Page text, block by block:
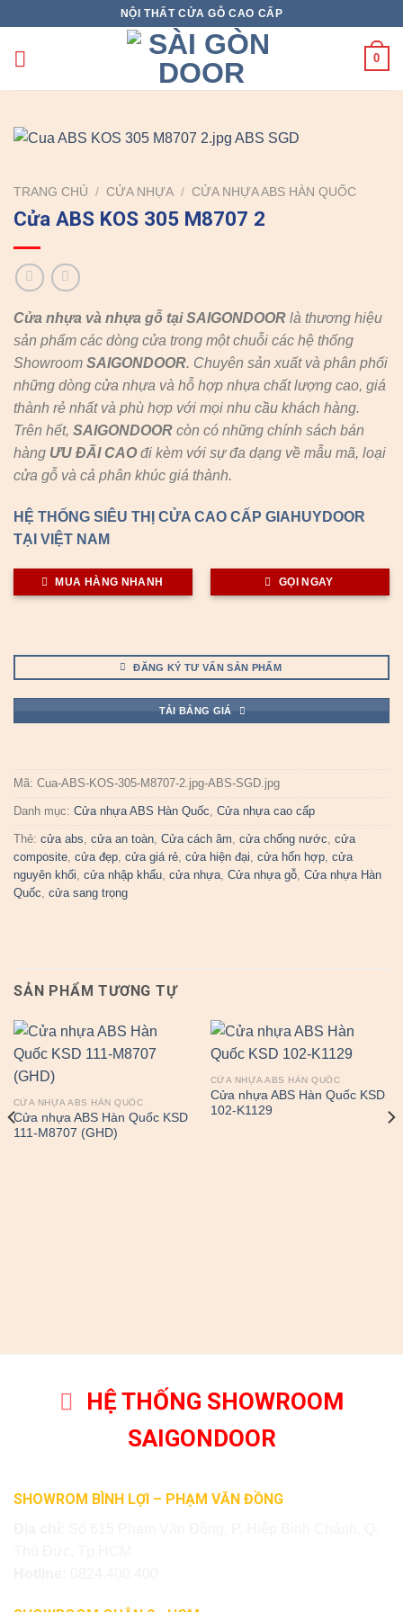
content
NỘI THẤT CỬA GỖ CAO CẤP
0
TRANG CHỦ / CỬA NHỰA / CỬA NHỰA ABS HÀN QUỐC
Cửa ABS KOS 305 M8707 2
Cửa nhựa và nhựa gỗ tại SAIGONDOOR là thương hiệu
sản phẩm các dòng cửa trong một chuỗi các hệ thống
Showroom SAIGONDOOR. Chuyên sản xuất và phân phối
những dòng cửa nhựa và hỗ hợp nhựa chất lượng cao, giá
thành rẻ nhất và phù hợp với mọi nhu cầu khách hàng.
Trên hết, SAIGONDOOR còn có những chính sách bán
hàng ƯU ĐÃI CAO đi kèm với sự đa dạng về mẫu mã, loại
cửa gỗ và cả phân khúc giá thành.
HỆ THỐNG SIÊU THỊ CỬA CAO CẤP GIAHUYDOOR
TẠI VIỆT NAM
MUA HÀNG NHANH GỌI NGAY
ĐĂNG KÝ TƯ VẤN SẢN PHẨM
TẢI BẢNG GIÁ
Mã: Cua-ABS-KOS-305-M8707-2.jpg-ABS-SGD.jpg
Danh mục: Cửa nhựa ABS Hàn Quốc, Cửa nhựa cao cấp
Thẻ: cửa abs, cửa an toàn, Cửa cách âm, cửa chống nước, cửa
composite, cửa đẹp, cửa giá rẻ, cửa hiện đại, cửa hổn hợp, cửa
nguyên khối, cửa nhập khẩu, cửa nhựa, Cửa nhựa gỗ, Cửa nhựa Hàn
Quốc, cửa sang trọng
SẢN PHẨM TƯƠNG TỰ
CỬA NHỰA ABS HÀN QUỐC
Cửa nhựa ABS Hàn Quốc KSD
111-M8707 (GHD)
CỬA NHỰA ABS HÀN QUỐC
Cửa nhựa ABS Hàn Quốc KSD
102-K1129
HỆ THỐNG SHOWROOM
SAIGONDOOR
SHOWROM BÌNH LỢI – PHẠM VĂN ĐỒNG